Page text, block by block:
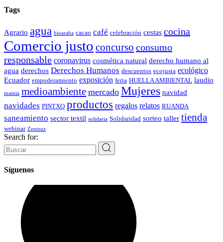
Tags
Agrario agua bioaraba cacao café celebración cestas cocina
Comercio justo concurso consumo
responsable coronavirus cosmética natural derecho humano al
agua derechos Derechos Humanos descuentos ecojusta ecológico
Ecuador empoderamiento exposición feria HUELLA AMBIENTAL laudio
mamia medioambiente mercado Mujeres navidad
navidades PINTXO productos regalos relatos RUANDA
saneamiento sector textil solidaria Solidaridad sorteo taller tienda
webinar Zentzuz
Search for:
Síguenos